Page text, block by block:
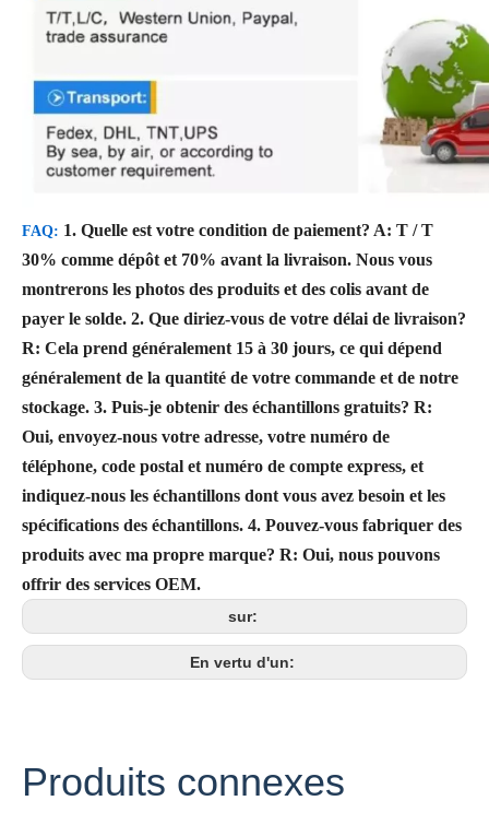
FAQ: 1. Quelle est votre condition de paiement? A: T / T
30% comme dépôt et 70% avant la livraison. Nous vous
montrerons les photos des produits et des colis avant de
payer le solde. 2. Que diriez-vous de votre délai de livraison?
R: Cela prend généralement 15 à 30 jours, ce qui dépend
généralement de la quantité de votre commande et de notre
stockage. 3. Puis-je obtenir des échantillons gratuits? R:
Oui, envoyez-nous votre adresse, votre numéro de
téléphone, code postal et numéro de compte express, et
indiquez-nous les échantillons dont vous avez besoin et les
spécifications des échantillons. 4. Pouvez-vous fabriquer des
produits avec ma propre marque? R: Oui, nous pouvons
offrir des services OEM.
sur:
En vertu d'un:
Produits connexes